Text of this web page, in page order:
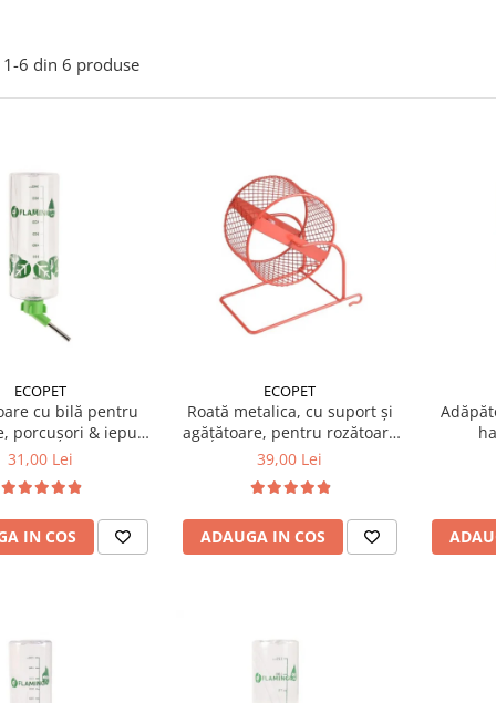
1-6 din 6 produse
ECOPET
cu bilă pentru
porcușori & iepuri
1 L
31,00 Lei
IN COS
ECOPET
Roată metalica, cu suport și
agățătoare, pentru rozătoare
12 x 18 x 19(h) cm
39,00 Lei
ADAUGA IN COS